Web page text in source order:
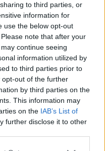
to third parties, or
information for
use the below opt-out
note that after your
continue seeing
information utilized by
to third parties prior to
out of the further
by third parties on the
This information may
on the IAB’s List of
further disclose it to other
σήμερα η
επίθεση
στην Κρήτη
που φέρνουν
ευρώ